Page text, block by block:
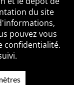
Accessibilité
Contact
du site
pouvez vous
confidentialité.